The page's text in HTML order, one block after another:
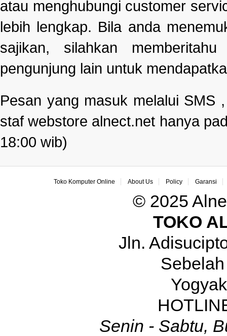
atau menghubungi customer
lebih lengkap. Bila anda
sajikan, silahkan
pengunjung lain untuk
Pesan yang masuk melalui SMS
staf webstore alnect.net hanya
18:00 wib)
Toko Komputer Online About Us Policy Garansi
© 2025
TOKO
Jln.
Senin - Sabtu,